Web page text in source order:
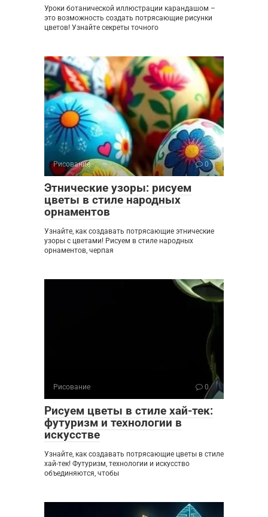
Уроки ботанической иллюстрации карандашом –
это возможность создать потрясающие рисунки
цветов! Узнайте секреты точного
Рисование 0
Этнические узоры: рисуем
цветы в стиле народных
орнаментов
Узнайте, как создавать потрясающие этнические
узоры с цветами! Рисуем в стиле народных
орнаментов, черпая
Рисование 0
Рисуем цветы в стиле хай-тек:
футуризм и технологии в
искусстве
Узнайте, как создавать потрясающие цветы в стиле
хай-тек! Футуризм, технологии и искусство
объединяются, чтобы